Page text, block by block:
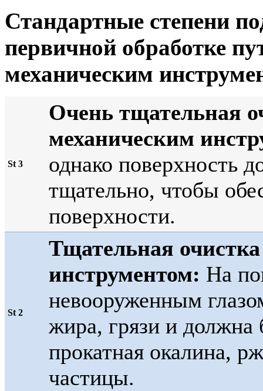
Стандартные степени
первичной обработке
механическим
St 3
Очень тщательная
механическим
однако поверхность
тщательно, чтобы
поверхности.
St 2
Тщательная
инструментом: На
невооруженным
жира, грязи и должна
прокатная окалина,
частицы.